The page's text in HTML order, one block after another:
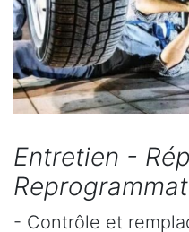
Entretien -
- Contrôle et